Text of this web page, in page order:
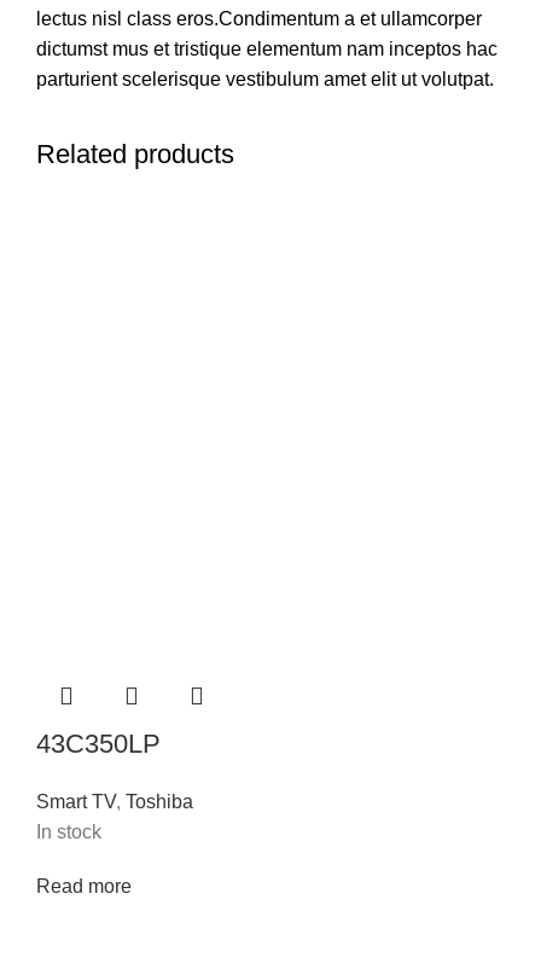
lectus nisl class eros.Condimentum a et ullamcorper
dictumst mus et tristique elementum nam inceptos hac
parturient scelerisque vestibulum amet elit ut volutpat.
Related products
43C350LP
Smart TV, Toshiba
In stock
Read more